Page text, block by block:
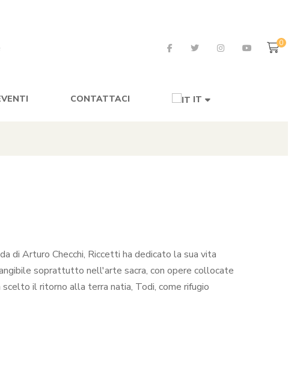
0
CONTATTACI IT
di Arturo Checchi, Riccetti ha dedicato la sua vita
soprattutto nell'arte sacra, con opere collocate
il ritorno alla terra natia, Todi, come rifugio